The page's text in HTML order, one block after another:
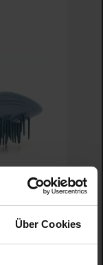
Über Cookies
von 5 von 5